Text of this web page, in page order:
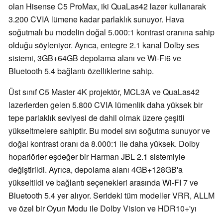
olan Hisense C5 ProMax, iki QuaLas42 lazer kullanarak
3.200 CVIA lümene kadar parlaklık sunuyor. Hava
soğutmalı bu modelin doğal 5.000:1 kontrast oranına sahip
olduğu söyleniyor. Ayrıca, entegre 2.1 kanal Dolby ses
sistemi, 3GB+64GB depolama alanı ve Wi-Fi6 ve
Bluetooth 5.4 bağlantı özelliklerine sahip.
Üst sınıf C5 Master 4K projektör, MCL3A ve QuaLas42
lazerlerden gelen 5.800 CVIA lümenlik daha yüksek bir
tepe parlaklık seviyesi de dahil olmak üzere çeşitli
yükseltmelere sahiptir. Bu model sıvı soğutma sunuyor ve
doğal kontrast oranı da 8.000:1 ile daha yüksek. Dolby
hoparlörler eşdeğer bir Harman JBL 2.1 sistemiyle
değiştirildi. Ayrıca, depolama alanı 4GB+128GB'a
yükseltildi ve bağlantı seçenekleri arasında Wi-FI 7 ve
Bluetooth 5.4 yer alıyor. Serideki tüm modeller VRR, ALLM
ve özel bir Oyun Modu ile Dolby Vision ve HDR10+'yı